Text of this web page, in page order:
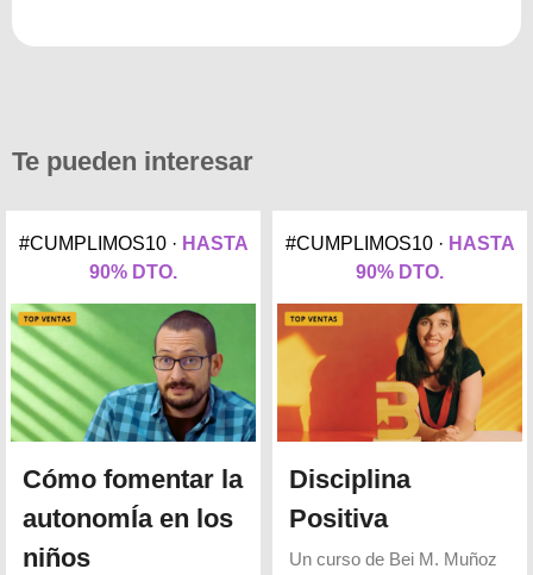
Te pueden interesar
#CUMPLIMOS10 · HASTA
90% DTO.
Cómo fomentar la
autonomÍa en los
niños
#CUMPLIMOS10 · HASTA
90% DTO.
Disciplina
Positiva
Un curso de Bei M. Muñoz